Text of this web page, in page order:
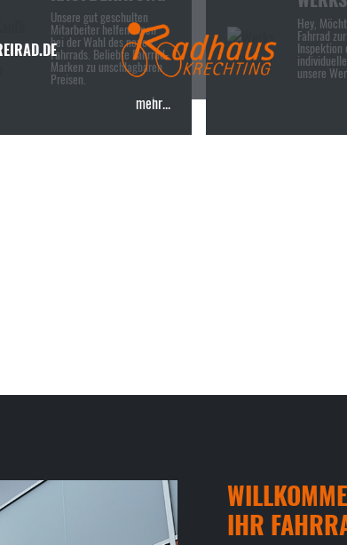
Unsere gut geschulten
Mitarbeiter helfen Ihnen
bei der Wahl des neuen
Fahrrads. Beliebte Fahrrad-
Marken zu unschlagbaren
Preisen.
mehr...
Hey,
Fahrrad
Inspektion
unsere
IHR